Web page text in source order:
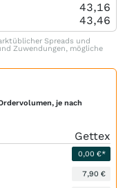
43,16
43,46
Spreads und
Zuwendungen, mögliche
je nach
Gettex
0,00 €*
7,90 €